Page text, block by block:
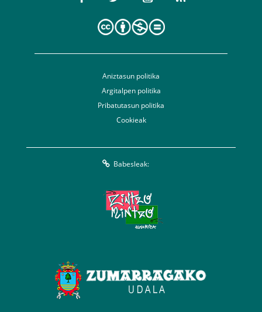
Aniztasun politika
Argitalpen politika
Pribatutasun politika
Cookieak
Babesleak: